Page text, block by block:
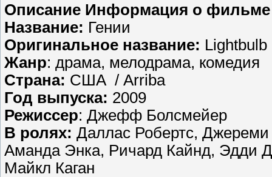
Описание Информация о фильме
Название: Гении
Оригинальное название: Lightbulb
Жанр: драма, мелодрама, комедия
Страна: США / Arriba
Год выпуска: 2009
Режиссер: Джефф Болсмейер
В ролях: Даллас Робертс,
Аманда Энка, Ричард Кайнд, Эдди
Майкл Каган